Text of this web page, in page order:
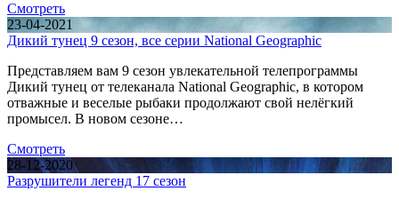
Смотреть
23-04-2021
Дикий тунец 9 сезон, все серии National Geographic
Представляем вам 9 сезон увлекательной телепрограммы
Дикий тунец от телеканала National Geographic, в котором
отважные и веселые рыбаки продолжают свой нелёгкий
промысел. В новом сезоне…
Смотреть
28-12-2020
Разрушители легенд 17 сезон